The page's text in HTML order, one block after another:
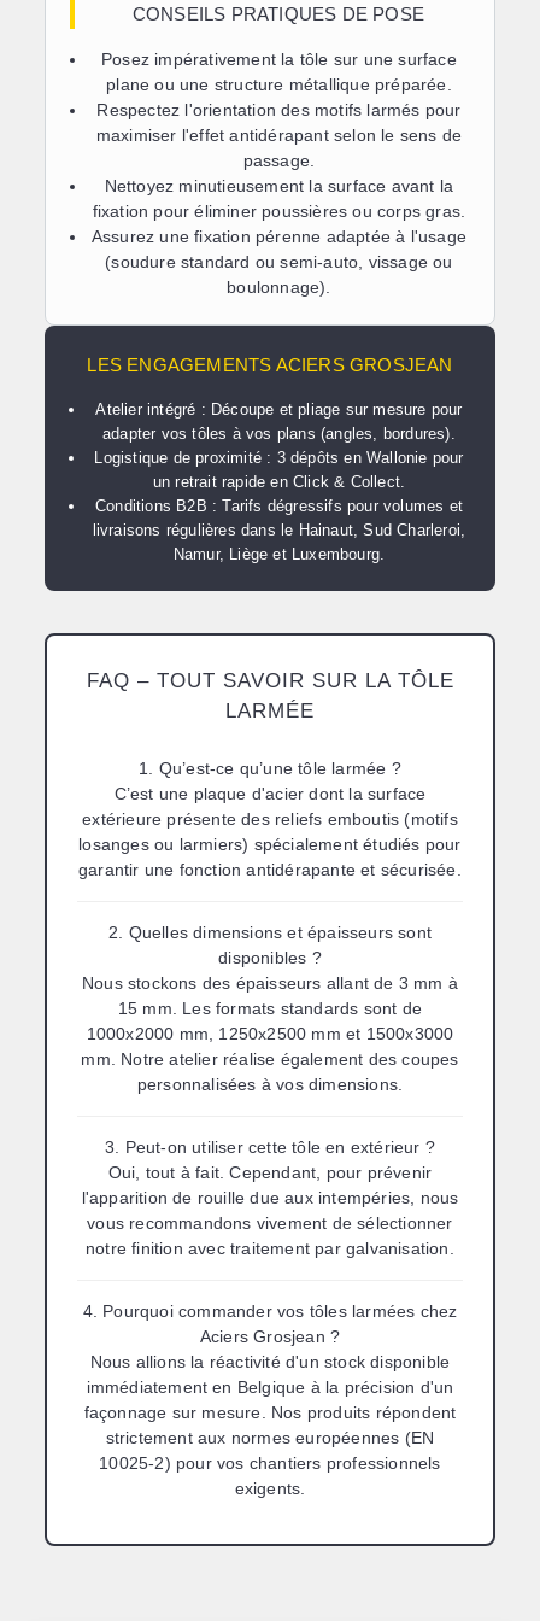
CONSEILS PRATIQUES DE POSE
Posez impérativement la tôle sur une surface
plane ou une structure métallique préparée.
Respectez l'orientation des motifs larmés pour
maximiser l'effet antidérapant selon le sens de
passage.
Nettoyez minutieusement la surface avant la
fixation pour éliminer poussières ou corps gras.
Assurez une fixation pérenne adaptée à l'usage
(soudure standard ou semi-auto, vissage ou
boulonnage).
LES ENGAGEMENTS ACIERS GROSJEAN
Atelier intégré : Découpe et pliage sur mesure pour
adapter vos tôles à vos plans (angles, bordures).
Logistique de proximité : 3 dépôts en Wallonie pour
un retrait rapide en Click & Collect.
Conditions B2B : Tarifs dégressifs pour volumes et
livraisons régulières dans le Hainaut, Sud Charleroi,
Namur, Liège et Luxembourg.
FAQ – TOUT SAVOIR SUR LA TÔLE
LARMÉE
1. Qu’est-ce qu’une tôle larmée ?
C’est une plaque d'acier dont la surface
extérieure présente des reliefs emboutis (motifs
losanges ou larmiers) spécialement étudiés pour
garantir une fonction antidérapante et sécurisée.
2. Quelles dimensions et épaisseurs sont
disponibles ?
Nous stockons des épaisseurs allant de 3 mm à
15 mm. Les formats standards sont de
1000x2000 mm, 1250x2500 mm et 1500x3000
mm. Notre atelier réalise également des coupes
personnalisées à vos dimensions.
3. Peut-on utiliser cette tôle en extérieur ?
Oui, tout à fait. Cependant, pour prévenir
l'apparition de rouille due aux intempéries, nous
vous recommandons vivement de sélectionner
notre finition avec traitement par galvanisation.
4. Pourquoi commander vos tôles larmées chez
Aciers Grosjean ?
Nous allions la réactivité d'un stock disponible
immédiatement en Belgique à la précision d'un
façonnage sur mesure. Nos produits répondent
strictement aux normes européennes (EN
10025-2) pour vos chantiers professionnels
exigents.